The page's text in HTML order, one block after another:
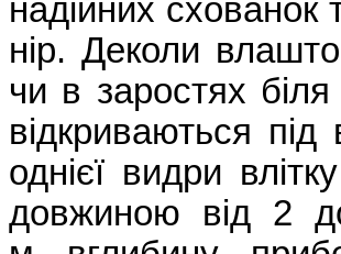
надійних
нір. Деколи
чи в заростях біля
відкриваються
однієї видри
довжиною від 2